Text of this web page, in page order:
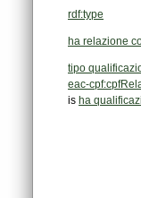
rdf:type
ha relazione
tipo
eac-
is ha